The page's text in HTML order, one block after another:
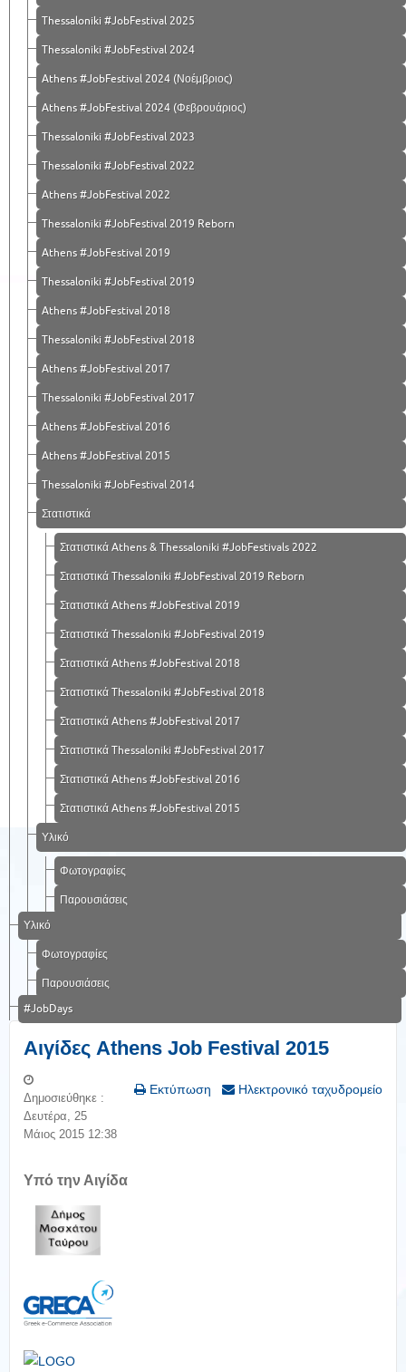
Thessaloniki #JobFestival 2025
Thessaloniki #JobFestival 2024
Athens #JobFestival 2024 (Νοέμβριος)
Athens #JobFestival 2024 (Φεβρουάριος)
Thessaloniki #JobFestival 2023
Thessaloniki #JobFestival 2022
Athens #JobFestival 2022
Thessaloniki #JobFestival 2019 Reborn
Athens #JobFestival 2019
Thessaloniki #JobFestival 2019
Athens #JobFestival 2018
Thessaloniki #JobFestival 2018
Athens #JobFestival 2017
Τhessaloniki #JobFestival 2017
Athens #JobFestival 2016
Athens #JobFestival 2015
Thessaloniki #JobFestival 2014
Στατιστικά
Στατιστικά Athens & Thessaloniki #JobFestivals 2022
Στατιστικά Thessaloniki #JobFestival 2019 Reborn
Στατιστικά Athens #JobFestival 2019
Στατιστικά Thessaloniki #JobFestival 2019
Στατιστικά Athens #JobFestival 2018
Στατιστικά Thessaloniki #JobFestival 2018
Στατιστικά Athens #JobFestival 2017
Στατιστικά Thessaloniki #JobFestival 2017
Στατιστικά Athens #JobFestival 2016
Στατιστικά Athens #JobFestival 2015
Υλικό
Φωτογραφίες
Παρουσιάσεις
Υλικό
Φωτογραφίες
Παρουσιάσεις
#JobDays
Αιγίδες Athens Job Festival 2015
Εκτύπωση Ηλεκτρονικό ταχυδρομείο
Δημοσιεύθηκε :
Δευτέρα, 25
Μάιος 2015 12:38
Υπό την Αιγίδα